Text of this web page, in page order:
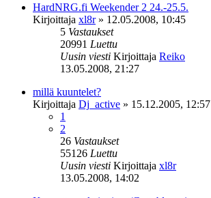
HardNRG.fi Weekender 2 24.-25.5.
Kirjoittaja xl8r» 12.05.2008, 10:45
5 Vastaukset
20991 Luettu
Uusin viesti Kirjoittaja Reiko
13.05.2008, 21:27
millä kuuntelet?
Kirjoittaja Dj_active » 15.12.2005, 12:57
1
2
26 Vastaukset
55126 Luettu
Uusin viesti Kirjoittaja xl8r
13.05.2008, 14:02